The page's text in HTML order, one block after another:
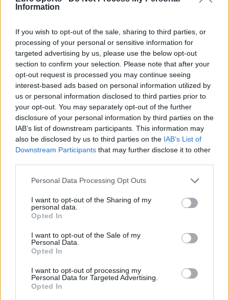
Information
If you wish to opt-out of the sale, sharing to third parties, or
processing of your personal or sensitive information for
targeted advertising by us, please use the below opt-out
section to confirm your selection. Please note that after your
opt-out request is processed you may continue seeing
interest-based ads based on personal information utilized by
us or personal information disclosed to third parties prior to
your opt-out. You may separately opt-out of the further
disclosure of your personal information by third parties on the
IAB’s list of downstream participants. This information may
also be disclosed by us to third parties on the IAB’s List of
Downstream Participants that may further disclose it to other
Personal Data Processing Opt Outs
I want to opt-out of the Sharing of my
personal data.
Opted In
I want to opt-out of the Sale of my
Personal Data.
Opted In
I want to opt-out of processing my
Personal Data for Targeted Advertising.
Opted In
Futbol femení
El femení de l’Aldeana tanca dos anys
Futbol femení
El femení de l’Aldeana s’acosta una mica
més a l’ascens de categoria
abril 25, 2026
Futbol femení
La selecció femenina suïssa de Rafel
Navarro es consolida al primer lloc del seu
grup
abril 24, 2026
DEIXA UNA RESPOSTA